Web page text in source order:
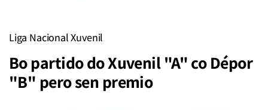
Liga Nacional Xuvenil
Bo partido do Xuvenil "A" co Dépor
"B" pero sen premio